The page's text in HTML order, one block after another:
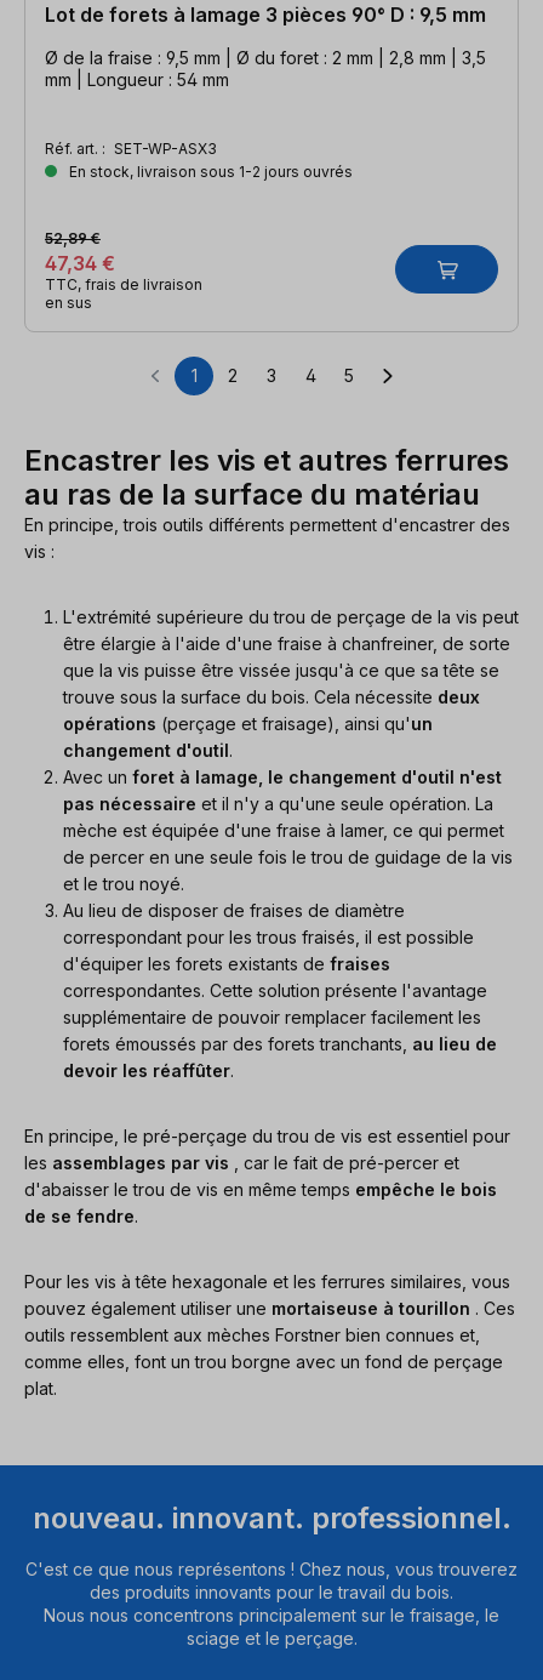
Lot de forets à lamage 3 pièces 90° D : 9,5 mm
Ø de la fraise : 9,5 mm | Ø du foret : 2 mm | 2,8 mm | 3,5
mm | Longueur : 54 mm
Réf. art. : SET-WP-ASX3
En stock, livraison sous 1-2 jours ouvrés
47,34 €
52,89 €
TTC, frais de livraison
en sus
Page
1 Page
2 Page
3 Page
4 Page
5
Encastrer les vis et autres ferrures
au ras de la surface du matériau
En principe, trois outils différents permettent d'encastrer des
vis :
L'extrémité supérieure du trou de perçage de la vis peut
être élargie à l'aide d'une fraise à chanfreiner, de sorte
que la vis puisse être vissée jusqu'à ce que sa tête se
trouve sous la surface du bois. Cela nécessite deux
opérations (perçage et fraisage), ainsi qu'un
changement d'outil.
Avec un foret à lamage, le changement d'outil n'est
pas nécessaire et il n'y a qu'une seule opération. La
mèche est équipée d'une fraise à lamer, ce qui permet
de percer en une seule fois le trou de guidage de la vis
et le trou noyé.
Au lieu de disposer de fraises de diamètre
correspondant pour les trous fraisés, il est possible
d'équiper les forets existants de fraises
correspondantes. Cette solution présente l'avantage
supplémentaire de pouvoir remplacer facilement les
forets émoussés par des forets tranchants, au lieu de
devoir les réaffûter.
En principe, le pré-perçage du trou de vis est essentiel pour
les assemblages par vis
, car le fait de pré-percer et
d'abaisser le trou de vis en même temps empêche le bois
de se fendre.
Pour les vis à tête hexagonale et les ferrures similaires, vous
pouvez également utiliser une mortaiseuse à tourillon . Ces
outils ressemblent aux mèches Forstner bien connues et,
comme elles, font un trou borgne avec un fond de perçage
plat.
nouveau. innovant. professionnel.
C'est ce que nous représentons ! Chez nous, vous trouverez
des produits innovants pour le travail du bois.
Nous nous concentrons principalement sur le fraisage, le
sciage et le perçage.